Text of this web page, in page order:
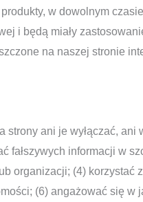
w dowolnym
i będą miały
na naszej stronie
ani je wyłączać,
informacji w
organizacji; (4) korzystać
(6) angażować się